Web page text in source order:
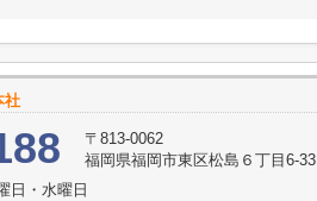
社
〒813-0062
福岡県福岡市東区松島６丁目6-33
日・水曜日